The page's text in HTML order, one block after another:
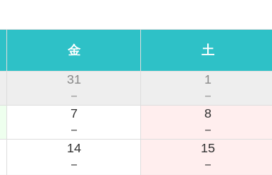
金 土
31
－
1
－
7
－
8
－
14
－
15
－